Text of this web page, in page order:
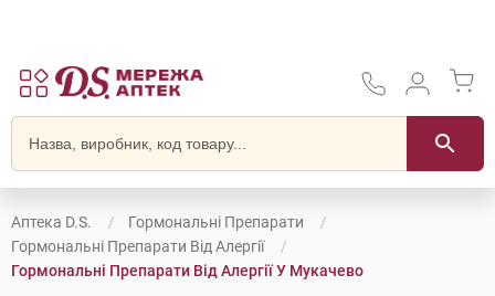
Аптека D.S.
Гормональні Препарати
Гормональні Препарати Від Алергії
Гормональні Препарати Від Алергії У Мукачево